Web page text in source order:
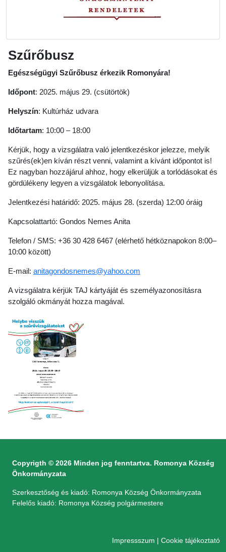
Szűrőbusz
Egészségügyi Szűrőbusz érkezik Romonyára!
Időpont: 2025. május 29. (csütörtök)
Helyszín: Kultúrház udvara
Időtartam: 10:00 – 18:00
Kérjük, hogy a vizsgálatra való jelentkezéskor jelezze, melyik
szűrés(ek)en kíván részt venni, valamint a kívánt időpontot is!
Ez nagyban hozzájárul ahhoz, hogy elkerüljük a torlódásokat és
gördülékeny legyen a vizsgálatok lebonyolítása.
Jelentkezési határidő: 2025. május 28. (szerda) 12:00 óráig
Kapcsolattartó: Gondos Nemes Anita
Telefon / SMS: +36 30 428 6467 (elérhető hétköznapokon 8:00–
10:00 között)
E-mail: anitagondosnemes@yahoo.com
A vizsgálatra kérjük TAJ kártyáját és személyazonosításra
szolgáló okmányát hozza magával.
Copyrigth © 2026 Minden jog fenntartva. Romonya Község
Önkormányzata
Szerkesztőség és kiadó: Romonya Község Önkormányzata
Felelős kiadó: Romonya Község polgármestere
Impressszum | Cookie tájékoztató